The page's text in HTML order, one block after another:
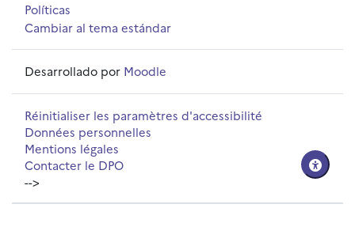
Políticas
Cambiar al tema estándar
Desarrollado por Moodle
Réinitialiser les paramètres d'accessibilité
Données personnelles
Mentions légales
Contacter le DPO
-->